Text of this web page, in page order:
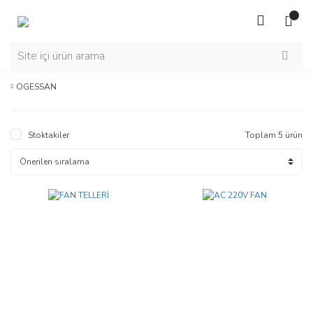
OGESSAN
Stoktakiler Toplam 5 ürün